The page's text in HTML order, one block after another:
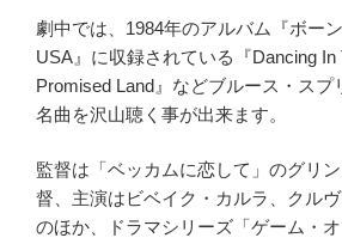
劇中では、1984年のアルバム『ボー
USA』に収録されている『Dancing
Promised Land』などブルース・スプ
名曲を沢山聴く事が出来ます。
監督は「ベッカムに恋して」のグリ
督、主演はビベイク・カルラ、クル
のほか、ドラマシリーズ「ゲーム・オ